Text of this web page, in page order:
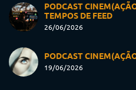
PODCAST
TEMPOS DE FEED
26/06/2026
PODCAST
19/06/2026